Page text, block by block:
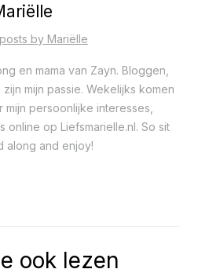
by Mariëlle
en mama van Zayn. Bloggen,
mijn passie. Wekelijks komen
persoonlijke interesses,
online op Liefsmarielle.nl. So sit
along and enjoy!
ook lezen